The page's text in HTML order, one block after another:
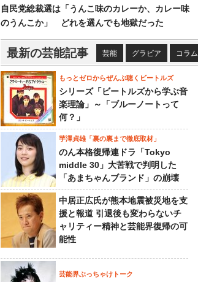
自民党総裁選は「うんこ味のカレーか、カレー味
のうんこか」 どれを選んでも地獄だった
最新の芸能記事 芸能 グラビア コラム
もっとゼロからぜんぶ聴くビートルズ
シリーズ「ビートルズから学ぶ音
楽理論」～「ブルーノートって
何？」
芋澤貞雄「裏の裏まで徹底取材」
のん本格復帰連ドラ「Tokyo
middle 30」大苦戦で判明した
「あまちゃんブランド」の崩壊
中居正広氏が熊本地震被災地を支
援と報道 引退後も変わらないチ
ャリティー精神と芸能界復帰の可
能性
芸能界ぶっちゃけトーク